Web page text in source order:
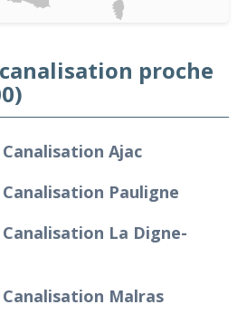
proche
Ajac
Pauligne
La Digne-
Malras